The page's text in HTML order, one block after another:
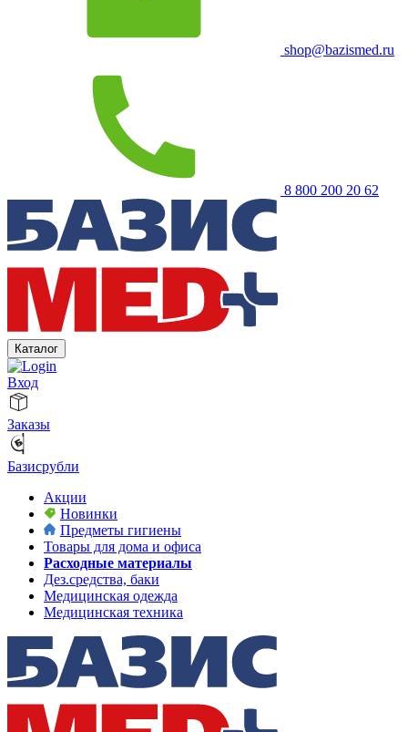
shop@bazismed.ru
8 800 200 20 62
Каталог
Вход
Заказы
Базисрубли
Акции
Новинки
Предметы гигиены
Товары для дома и офиса
Расходные материалы
Дез.средства, баки
Медицинская одежда
Медицинская техника